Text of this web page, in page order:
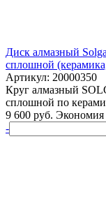
Диск алмазный
сплошной
Артикул: 20000350
Круг алмазный
сплошной по
9 600 руб. Экономия
-